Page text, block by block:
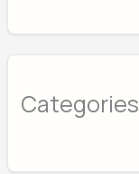
Categories